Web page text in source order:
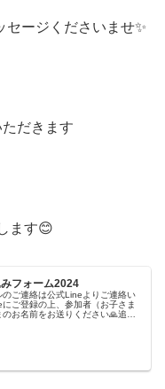
ージくださいませ✨
だきます
ます😊
フォーム2024
ご連絡は公式Lineよりご連絡い
ご登録の上、参加者（お子さま
お名前をお送りください🙏追加